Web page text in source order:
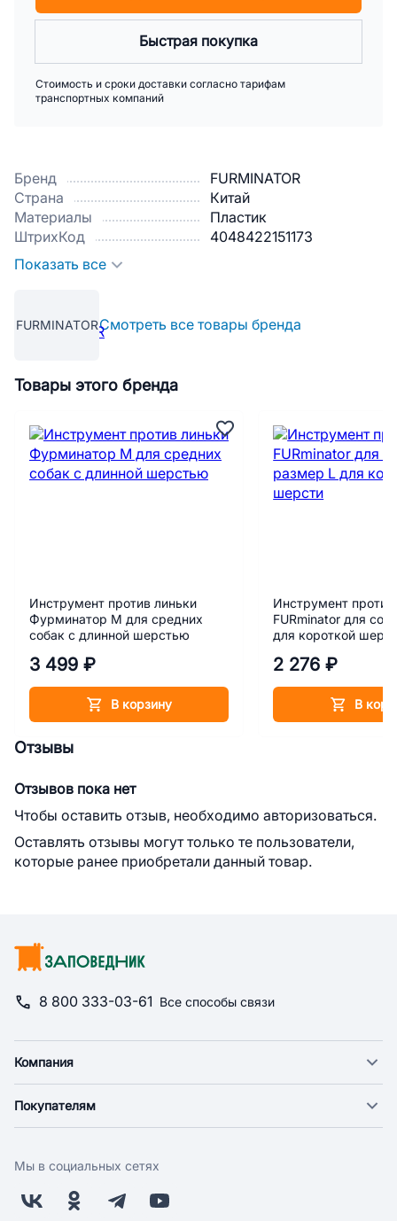
Бренд
FURMINATOR
Страна
Китай
Материалы
Пластик
ШтрихКод
4048422151173
Показать все
FURMINATORСмотреть все товары бренда
Быстрая покупка
Стоимость и сроки доставки согласно тарифам
транспортных компаний
Товары этого бренда
Инструмент против линьки
Фурминатор M для средних
собак с длинной шерстью
3 499 ₽
В корзину
Инструмент против
FURminator для
для короткой
2 276 ₽
В
Отзывы
Отзывов пока нет
Чтобы оставить отзыв, необходимо авторизоваться.
Оставлять отзывы могут только те пользователи,
которые ранее приобретали данный товар.
8 800 333-03-61 Все способы связи
Компания
Новости
Поставщикам
Заводчикам
Покупателям
Оплата
Бонусная программа
Мы в социальных сетях